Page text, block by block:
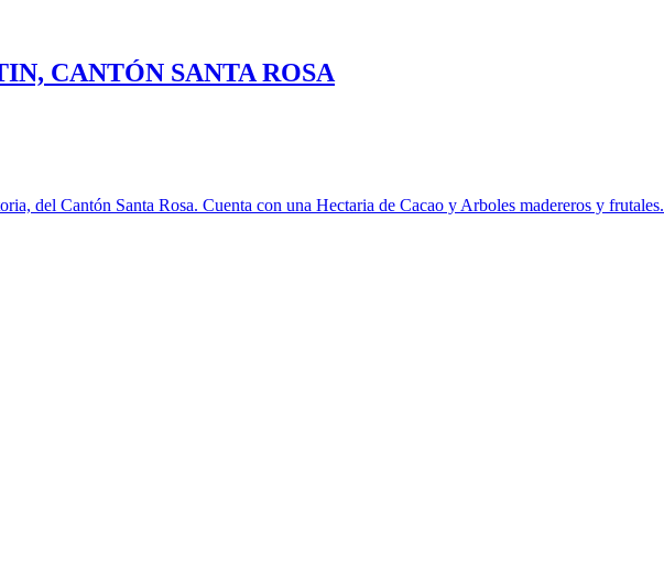
CANTÓN SANTA ROSA
del Cantón Santa Rosa. Cuenta con una Hectaria de Cacao y Arboles madereros y frutales.